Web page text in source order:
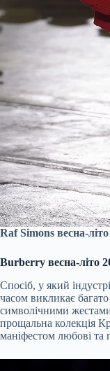
Raf Simons весна-
Burberry весна-літо
Спосіб, у який
часом викликає
символічними
прощальна колекція
маніфестом любові